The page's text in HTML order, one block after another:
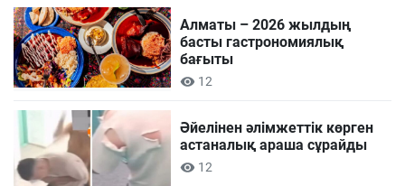
Алматы – 2026 жылдың
басты гастрономиялық
бағыты
12
Әйелінен әлімжеттік көрген
астаналық араша сұрайды
12